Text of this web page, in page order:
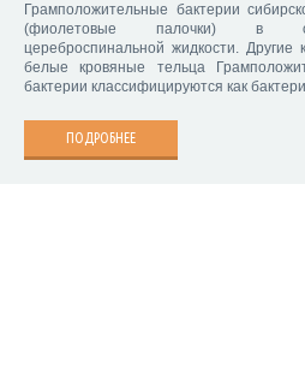
Грамположительные бактерии
(фиолетовые палочки) в
цереброспинальной жидкости. Другие
белые кровяные тельца
бактерии классифицируются как
ПОДРОБНЕЕ